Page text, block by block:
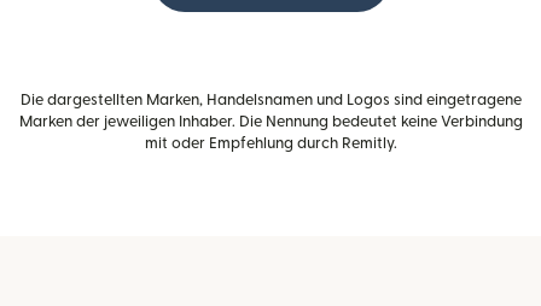
Die dargestellten Marken, Handelsnamen und Logos sind eingetragene
Marken der jeweiligen Inhaber. Die Nennung bedeutet keine Verbindung
mit oder Empfehlung durch Remitly.